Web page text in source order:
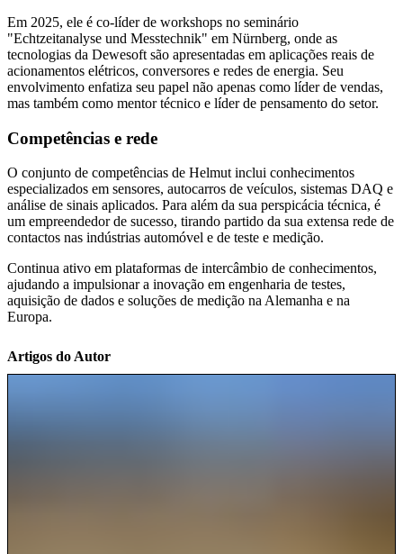
Em 2025, ele é co-líder de workshops no seminário
"Echtzeitanalyse und Messtechnik" em Nürnberg, onde as
tecnologias da Dewesoft são apresentadas em aplicações reais de
acionamentos elétricos, conversores e redes de energia. Seu
envolvimento enfatiza seu papel não apenas como líder de vendas,
mas também como mentor técnico e líder de pensamento do setor.
Competências e rede
O conjunto de competências de Helmut inclui conhecimentos
especializados em sensores, autocarros de veículos, sistemas DAQ e
análise de sinais aplicados. Para além da sua perspicácia técnica, é
um empreendedor de sucesso, tirando partido da sua extensa rede de
contactos nas indústrias automóvel e de teste e medição.
Continua ativo em plataformas de intercâmbio de conhecimentos,
ajudando a impulsionar a inovação em engenharia de testes,
aquisição de dados e soluções de medição na Alemanha e na
Europa.
Artigos do Autor